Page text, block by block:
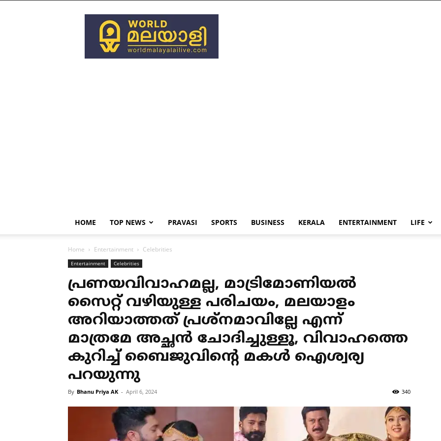
World
Malayali
Live
HOME TOP NEWS PRAVASI SPORTS BUSINESS KERALA ENTERTAINMENT LIFE
Home Entertainment Celebrities
Entertainment Celebrities
പ്രണയവിവാഹമല്ല, മാട്രിമോണിയല്‍
സൈറ്റ് വഴിയുള്ള പരിചയം, മലയാളം
അറിയാത്തത് പ്രശ്‌നമാവില്ലേ എന്ന്
മാത്രമേ അച്ഛന്‍ ചോദിച്ചുള്ളൂ, വിവാഹത്തെ
കുറിച്ച് ബൈജുവിന്റെ മകള്‍ ഐശ്വര്യ
പറയുന്നു
By Bhanu Priya AK - April 6, 2024 340